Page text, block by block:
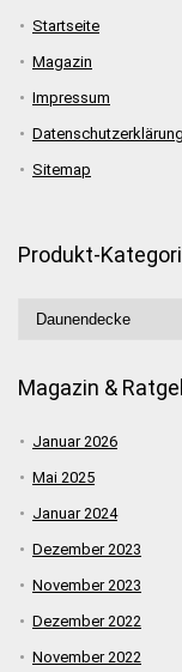
Startseite
Magazin
Impressum
Datenschutzerklärung
Sitemap
Produkt-
Magazin &
Januar 2026
Mai 2025
Januar 2024
Dezember 2023
November 2023
Dezember 2022
November 2022